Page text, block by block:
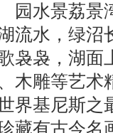
水景荔景湾
流水，绿沼
袅袅，湖面
木雕等艺术
界基尼斯之
藏有古今名